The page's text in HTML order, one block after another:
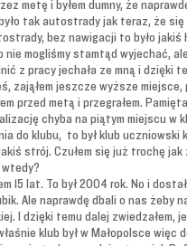
metę i byłem dumny, że
tak autostrady jak teraz, że
bez nawigacji to było jakiś
nie mogliśmy stamtąd wyjechać,
z pracy jechała ze mną i dzięki
zająłem jeszcze wyższe
przed metą i przegrałem.
chyba na piątym miejscu
do klubu, to był klub uczniowski
strój. Czułem się już trochę jak
wtedy?
15 lat. To był 2004 rok. No i
Ale naprawdę dbali o nas żeby
I dzięki temu dalej zwiedzałem,
klub był w Małopolsce